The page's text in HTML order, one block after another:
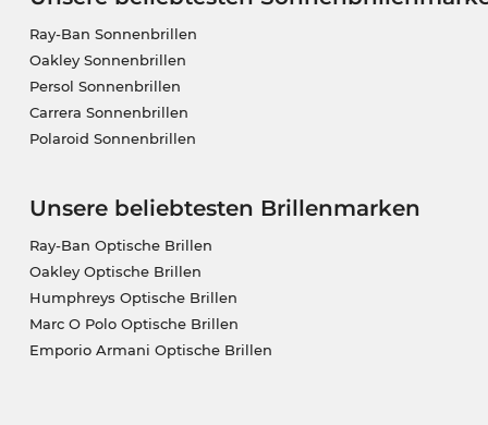
Ray-Ban Sonnenbrillen
Oakley Sonnenbrillen
Persol Sonnenbrillen
Carrera Sonnenbrillen
Polaroid Sonnenbrillen
Unsere beliebtesten Brillenmarken
Ray-Ban Optische Brillen
Oakley Optische Brillen
Humphreys Optische Brillen
Marc O Polo Optische Brillen
Emporio Armani Optische Brillen